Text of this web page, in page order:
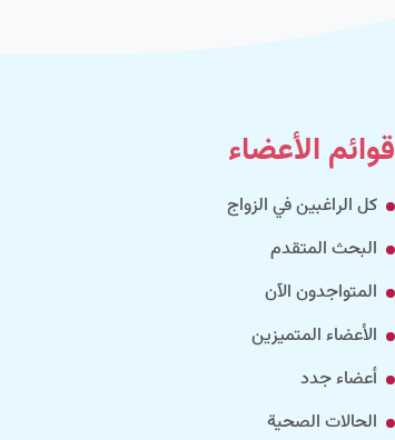
قوائم الأعضاء
كل الراغبين في الزواج
البحث المتقدم
المتواجدون الآن
الأعضاء المتميزين
أعضاء جدد
الحالات الصحية